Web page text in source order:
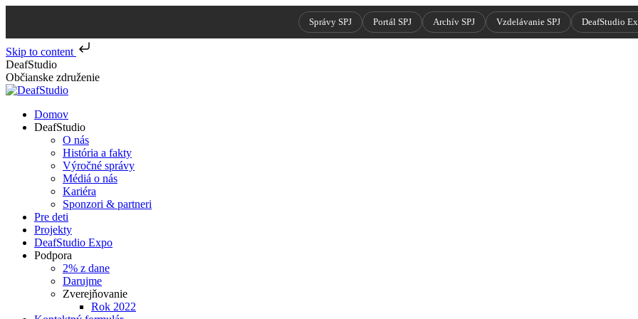
Správy SPJ Portál SPJ Archív SPJ Vzdelávanie SPJ DeafStudio
Skip to content
Skip
to
content
DeafStudio
Občianske združenie
Domov
DeafStudio
O nás
História a fakty
Výročné správy
Médiá o nás
Kariéra
Sponzori & partneri
Pre deti
Projekty
DeafStudio Expo
Podpora
2% z dane
Darujme
Zverejňovanie
Rok 2022